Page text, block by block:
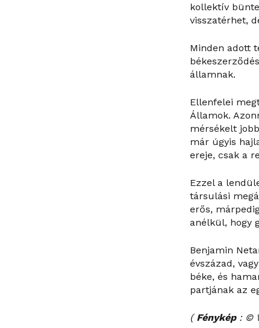
kollektív
visszatérhet,
Minden adott
államnak.
Ellenfelei
Államok.
mérsékelt
már úgyis
ereje, csak a
Ezzel a
társulási
erős,
anélkül, hogy
Benjamin
évszázad,
béke, és
partjának az
( Fénykép: ©